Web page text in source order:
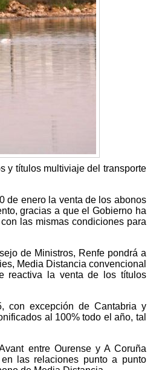
y títulos multiviaje del transporte
de enero la venta de los abonos
gracias a que el Gobierno ha
las mismas condiciones para
de Ministros, Renfe pondrá a
Media Distancia convencional
reactiva la venta de los títulos
con excepción de Cantabria y
al 100% todo el año, tal
entre Ourense y A Coruña
las relaciones punto a punto